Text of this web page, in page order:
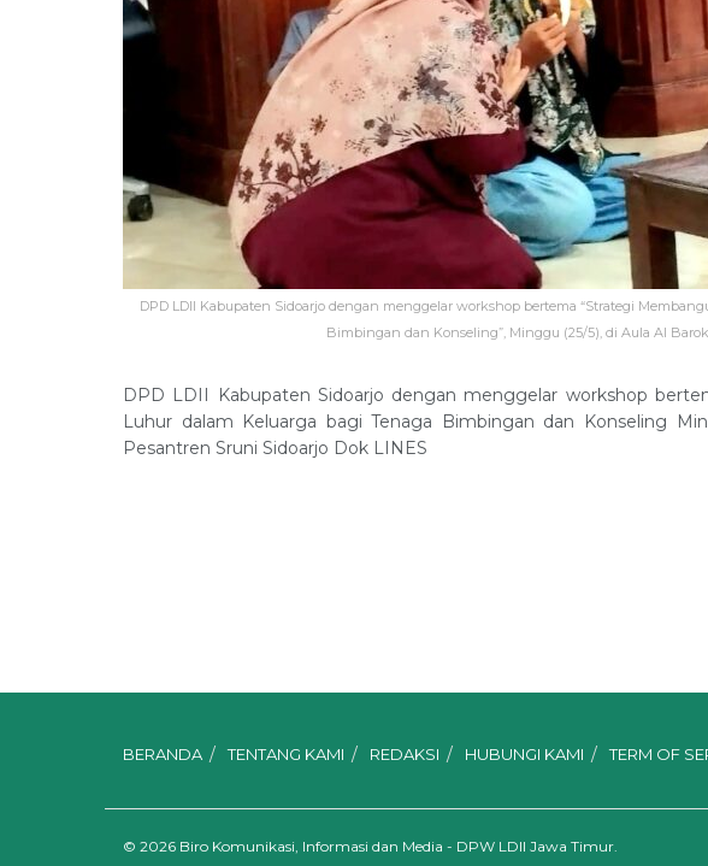
DPD LDII Kabupaten Sidoarjo dengan menggelar workshop bertema “Strategi
Bimbingan dan Konseling”, Minggu (25/5), di Aula Al
DPD LDII Kabupaten Sidoarjo dengan menggelar workshop
Luhur dalam Keluarga bagi Tenaga Bimbingan dan Konseling
Pesantren Sruni Sidoarjo Dok LINES
BERANDA TENTANG KAMI REDAKSI HUBUNGI KAMI TERM OF
© 2026 Biro Komunikasi, Informasi dan Media - DPW LDII Jawa Timur.